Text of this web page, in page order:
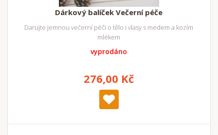
Dárkový balíček Večerní péče
Darujte jemnou večerní péči o tělo i vlasy s medem a kozím
mlékem
vyprodáno
276,00 Kč